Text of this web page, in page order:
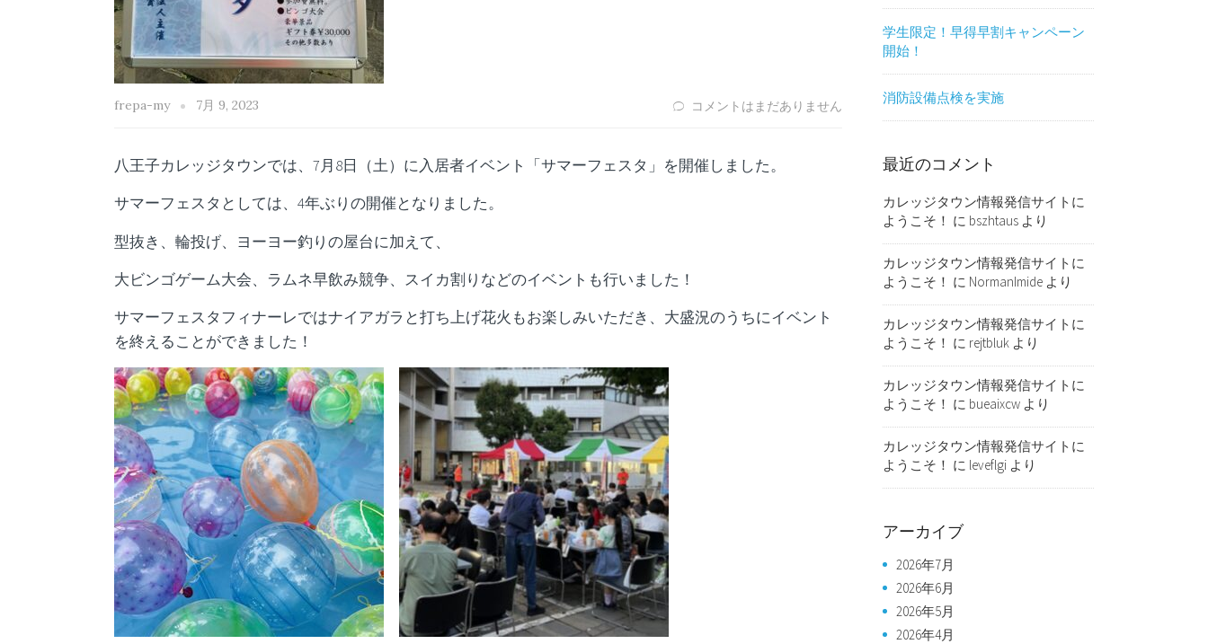
frepa-my 7月 9, 2023 コメントはまだありません
八王子カレッジタウンでは、7月8日（土）に入居者イベント「サマーフェスタ」を開催しました。
サマーフェスタとしては、4年ぶりの開催となりました。
型抜き、輪投げ、ヨーヨー釣りの屋台に加えて、
大ビンゴゲーム大会、ラムネ早飲み競争、スイカ割りなどのイベントも行いました！
サマーフェスタフィナーレではナイアガラと打ち上げ花火もお楽しみいただき、大盛況のうちにイベント
を終えることができました！
学生限定！早得早割キャンペーン
開始！
消防設備点検を実施
最近のコメント
カレッジタウン情報発信サイトに
ようこそ！ に bszhtaus より
カレッジタウン情報発信サイトに
ようこそ！ に NormanImide より
カレッジタウン情報発信サイトに
ようこそ！ に rejtbluk より
カレッジタウン情報発信サイトに
ようこそ！ に bueaixcw より
カレッジタウン情報発信サイトに
ようこそ！ に leveflgi より
アーカイブ
2026年7月
2026年6月
2026年5月
2026年4月